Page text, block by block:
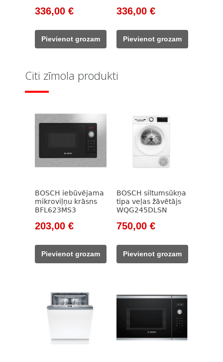
Original
was:
382,00 €.
336,00 €Current
336,00 €.
Pievienot grozam
Original
was:
382,00 €.
336,00 €Current
336,00 €.
Pievienot grozam
Citi zīmola produkti
BOSCH iebūvējama
mikroviļņu krāsns
BFL623MS3
Original
was:
263,00 €.
203,00 €Current
203,00 €.
Pievienot grozam
BOSCH siltumsūkņa
tipa veļas žāvētājs
WQG245DLSN
Original
was:
991,00 €.
750,00 €Current
750,00 €.
Pievienot grozam